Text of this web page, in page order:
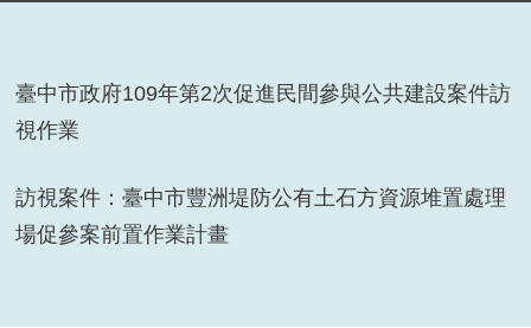
臺中市政府109年第2次促進民間參與公共建設案件訪
視作業
訪視案件：臺中市豐洲堤防公有土石方資源堆置處理
場促參案前置作業計畫